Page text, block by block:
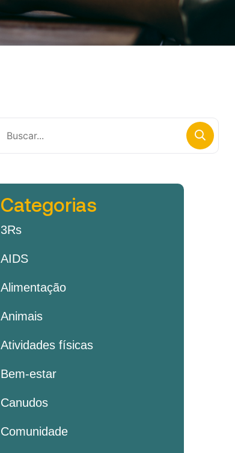
Categorias
3Rs
AIDS
Alimentação
Animais
Atividades físicas
Bem-estar
Canudos
Comunidade